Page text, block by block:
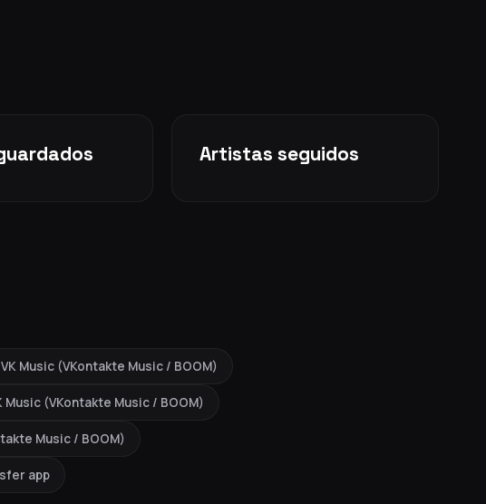
Artistas seguidos
Music (VKontakte Music / BOOM)
(VKontakte Music / BOOM)
Music / BOOM)
app